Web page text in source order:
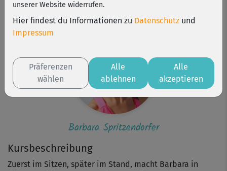
Kursbeschreibung
Zuerst im Sitzen, später im Stand, macht Barbara in
Barbara Spritzendorfer
unserer Website widerrufen.
Hier findest du Informationen zu Datenschutz und
Impressum
Präferenzen
wählen
Alle
ablehnen
Alle
akzeptieren